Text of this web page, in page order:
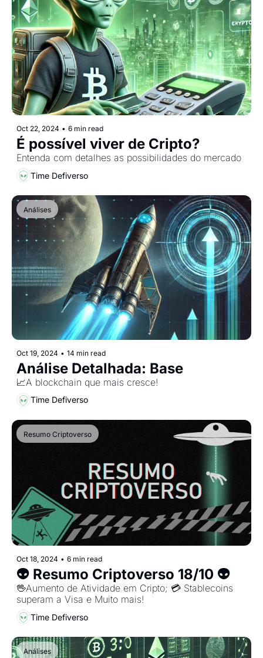
Oct 22, 2024 • 6 min read
É possível viver de Cripto?
Entenda com detalhes as possibilidades do mercado
Time Defiverso
Análises
Oct 19, 2024 • 14 min read
Análise Detalhada: Base
📈A blockchain que mais cresce!
Time Defiverso
Resumo Criptoverso
Oct 18, 2024 • 6 min read
👽 Resumo Criptoverso 18/10 👽
🖖Aumento de Atividade em Cripto; 💳 Stablecoins
superam a Visa e Muito mais!
Time Defiverso
Análises